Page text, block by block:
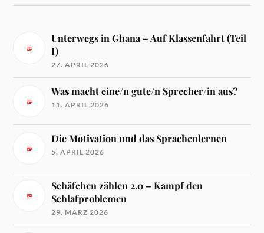
Unterwegs in Ghana – Auf Klassenfahrt (Teil
I)
27. APRIL 2026
Was macht eine/n gute/n Sprecher/in aus?
11. APRIL 2026
Die Motivation und das Sprachenlernen
5. APRIL 2026
Schäfchen zählen 2.0 – Kampf den
Schlafproblemen
29. MÄRZ 2026